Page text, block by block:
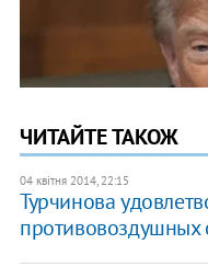
ЧИТАЙТЕ ТАКОЖ
04 квітня 2014, 22:15
Турчинова
противовоздушных